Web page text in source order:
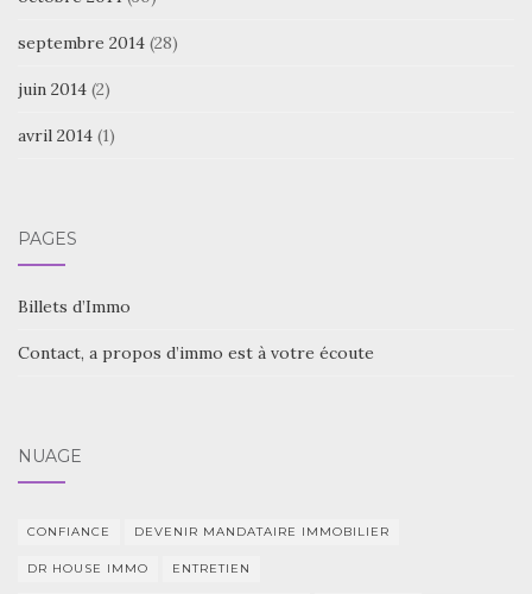
septembre 2014 (28)
juin 2014 (2)
avril 2014 (1)
PAGES
Billets d’Immo
Contact, a propos d’immo est à votre écoute
NUAGE
CONFIANCE DEVENIR MANDATAIRE IMMOBILIER
DR HOUSE IMMO ENTRETIEN